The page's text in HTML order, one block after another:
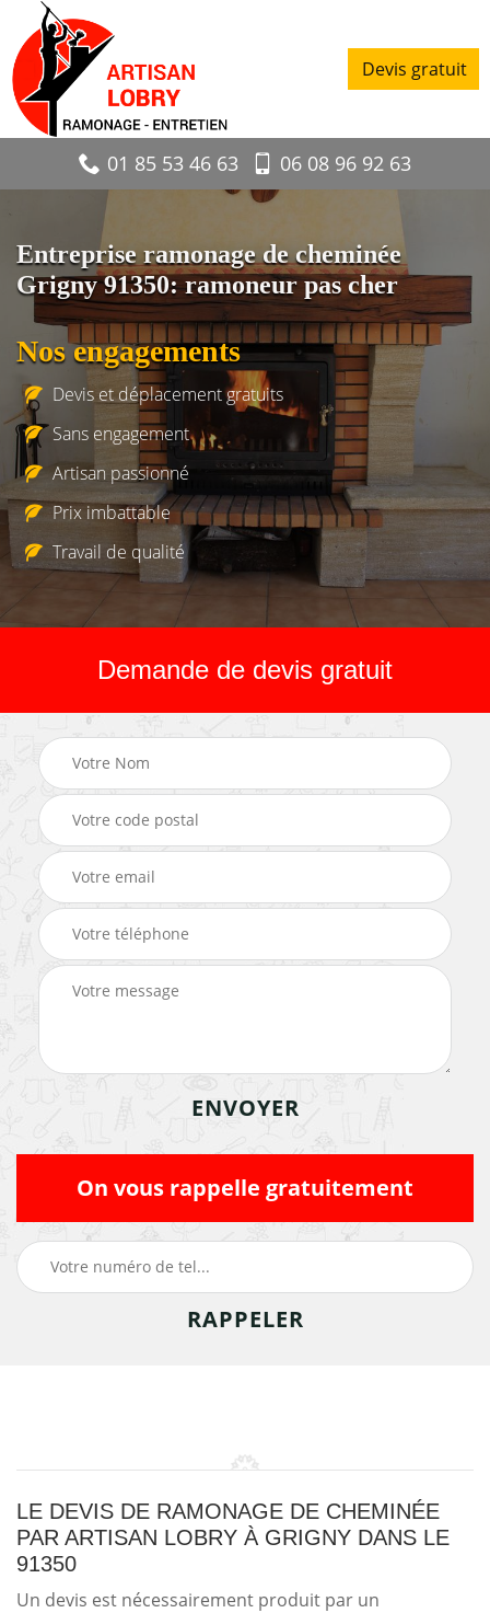
Devis gratuit
01 85 53 46 63 06 08 96 92 63
Entreprise ramonage de cheminée
Grigny 91350: ramoneur pas cher
Nos engagements
Devis et déplacement gratuits
Sans engagement
Artisan passionné
Prix imbattable
Travail de qualité
Demande de devis gratuit
On vous rappelle gratuitement
LE DEVIS DE RAMONAGE DE CHEMINÉE
PAR ARTISAN LOBRY À GRIGNY DANS LE
91350
Un devis est nécessairement produit par un